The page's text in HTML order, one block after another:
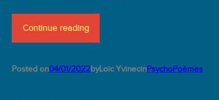
Continue reading
Posted on04/01/2022byLoïc YvinecinPsychoPoèmes